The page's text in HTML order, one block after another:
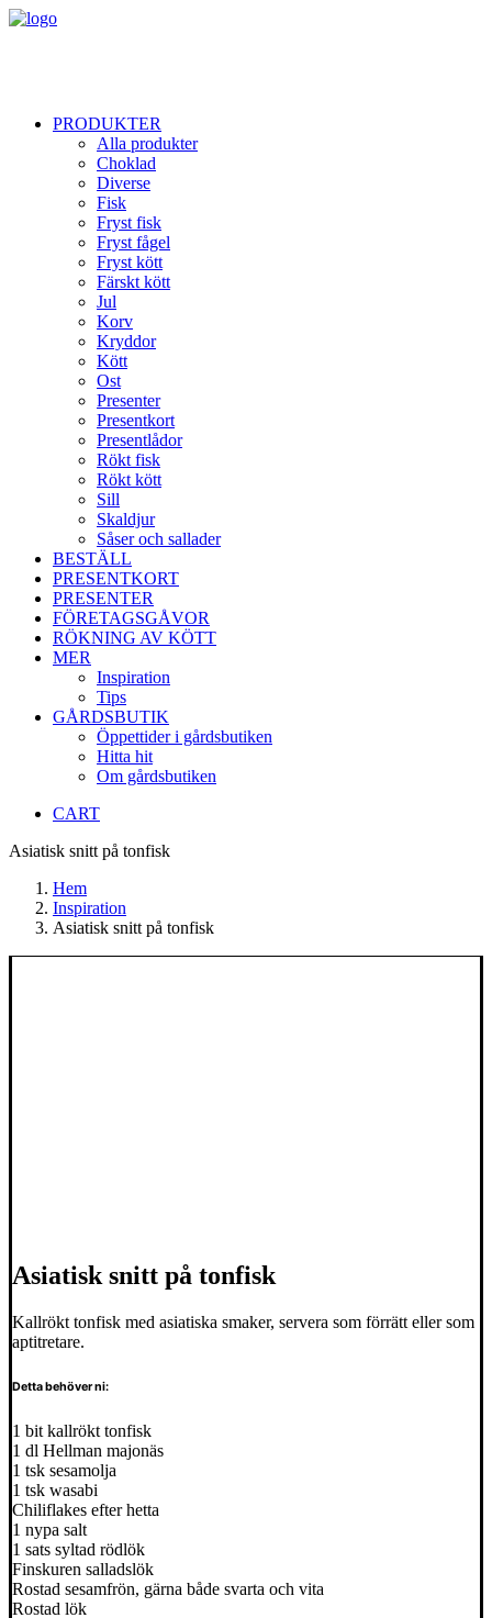
PRODUKTER
Alla produkter
Choklad
Diverse
Fisk
Fryst fisk
Fryst fågel
Fryst kött
Färskt kött
Jul
Korv
Kryddor
Kött
Ost
Presenter
Presentkort
Presentlådor
Rökt fisk
Rökt kött
Sill
Skaldjur
Såser och sallader
BESTÄLL
PRESENTKORT
PRESENTER
FÖRETAGSGÅVOR
RÖKNING AV KÖTT
MER
Inspiration
Tips
GÅRDSBUTIK
Öppettider i gårdsbutiken
Hitta hit
Om gårdsbutiken
CART
Asiatisk snitt på tonfisk
Hem
Inspiration
Asiatisk snitt på tonfisk
Asiatisk snitt på tonfisk
Kallrökt tonfisk med asiatiska smaker, servera som förrätt eller som
aptitretare.
Detta behöver ni:
1 bit kallrökt tonfisk
1 dl Hellman majonäs
1 tsk sesamolja
1 tsk wasabi
Chiliflakes efter hetta
1 nypa salt
1 sats syltad rödlök
Finskuren salladslök
Rostad sesamfrön, gärna både svarta och vita
Rostad lök